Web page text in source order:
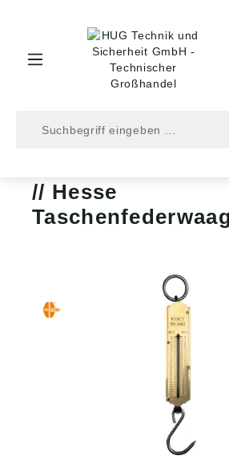
Hesse